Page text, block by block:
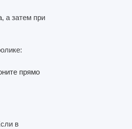
, а затем при
прямо
в